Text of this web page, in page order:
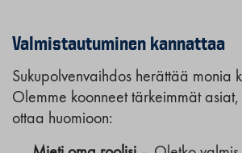
Valmistautuminen kannattaa
Sukupolvenvaihdos herättää monia
Olemme koonneet tärkeimmät
ottaa huomioon: